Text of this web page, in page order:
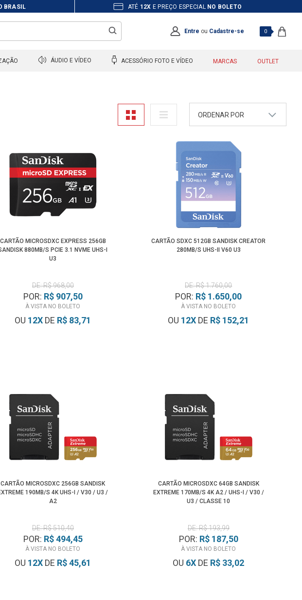
BRASIL ATÉ 12X E PREÇO ESPECIAL NO BOLETO
Entre ou Cadastre-se 0
ÁUDIO E VÍDEO ACESSÓRIO FOTO E VÍDEO MARCAS OUTLET
ORDENAR POR
Z - A
Mais Vendidos
Maior Preço
Menor Preço
CARTÃO MICROSDXC EXPRESS 256GB
880MB/S PCIE 3.1 NVME UHS-I
U3
DE: R$ 968,00
POR: R$ 907,50
À VISTA NO BOLETO
OU 12X DE R$ 83,71
CARTÃO SDXC 512GB SANDISK CREATOR
280MB/S UHS-II V60 U3
DE: R$ 1.760,00
POR: R$ 1.650,00
À VISTA NO BOLETO
OU 12X DE R$ 152,21
CARTÃO MICROSDXC 256GB SANDISK
190MB/S 4K UHS-I / V30 / U3 /
A2
DE: R$ 510,40
POR: R$ 494,45
À VISTA NO BOLETO
OU 12X DE R$ 45,61
CARTÃO MICROSDXC 64GB SANDISK
EXTREME 170MB/S 4K A2 / UHS-I / V30 /
U3 / CLASSE 10
DE: R$ 193,99
POR: R$ 187,50
À VISTA NO BOLETO
OU 6X DE R$ 33,02